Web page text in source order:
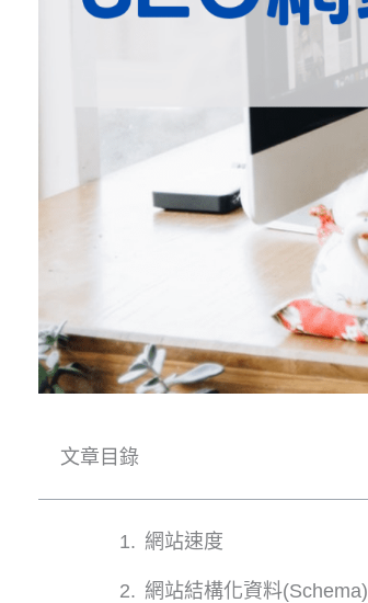
文章目錄
網站速度
網站結構化資料(Schema)